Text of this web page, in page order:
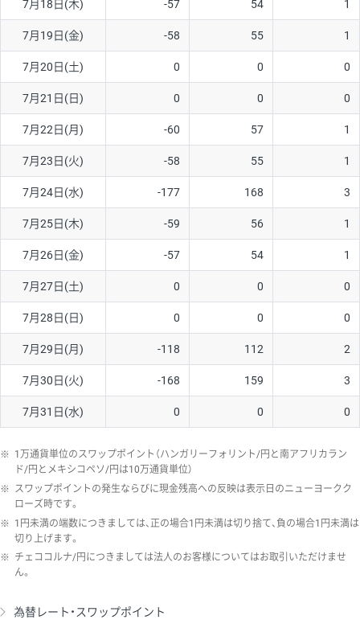
ソ/円は10万通貨単位。
7月18日(木) -57 54 1
7月19日(金) -58 55 1
7月20日(土) 0 0 0
7月21日(日) 0 0 0
7月22日(月) -60 57 1
7月23日(火) -58 55 1
7月24日(水) -177 168 3
7月25日(木) -59 56 1
7月26日(金) -57 54 1
7月27日(土) 0 0 0
7月28日(日) 0 0 0
7月29日(月) -118 112 2
7月30日(火) -168 159 3
7月31日(水) 0 0 0
※ 1万通貨単位のスワップポイント（ハンガリーフォリント/円と南アフリカラン
ド/円とメキシコペソ/円は10万通貨単位）
※ スワップポイントの発生ならびに現金残高への反映は表示日のニューヨークク
ローズ時です。
※ 1円未満の端数につきましては、正の場合1円未満は切り捨て、負の場合1円未満は
切り上げます。
※ チェココルナ/円につきましては法人のお客様についてはお取引いただけませ
ん。
為替レート・スワップポイント